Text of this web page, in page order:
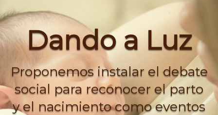
Dando a Luz
Proponemos instalar el debate
social para reconocer el parto
y el nacimiento como eventos